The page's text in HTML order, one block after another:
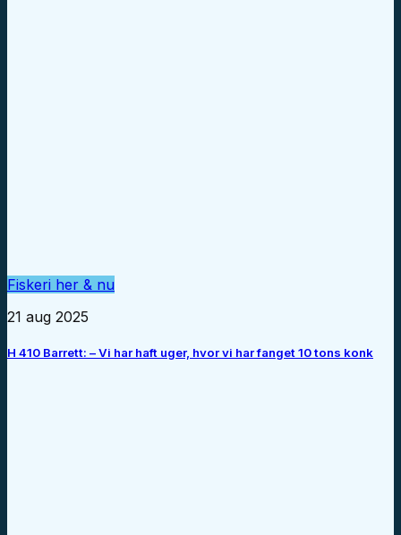
Fiskeri her & nu
21 aug 2025
H 410 Barrett: – Vi har haft uger, hvor vi har fanget 10 tons konk